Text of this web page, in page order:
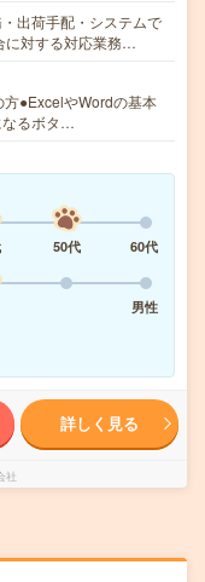
出荷手配・システムで
に対する対応業務…
●ExcelやWordの基本
なるボタ…
50代
60代
男性
詳しく見る
社